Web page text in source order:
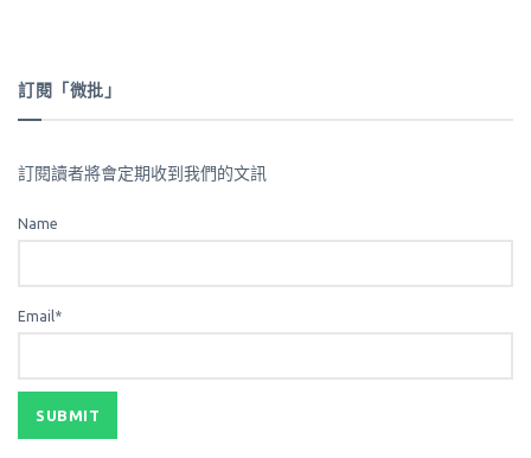
訂閱「微批」
訂閱讀者將會定期收到我們的文訊
Name
Email*